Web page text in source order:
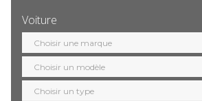
Voiture
Sélection
marque
Sélection
modèle
Sélection
motorisation